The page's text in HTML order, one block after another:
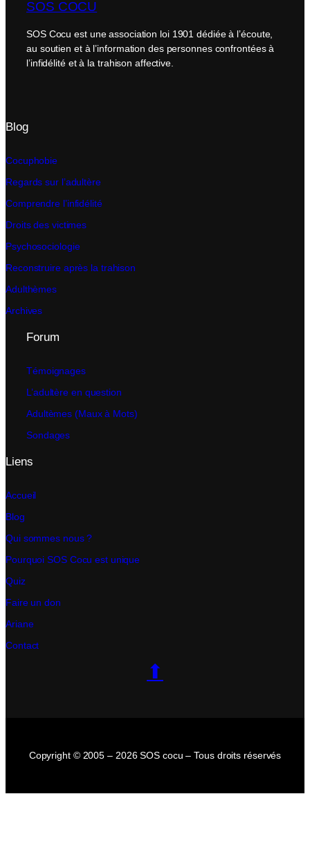
SOS COCU
SOS Cocu est une association loi 1901 dédiée à l’écoute,
au soutien et à l’information des personnes confrontées à
l’infidélité et à la trahison affective.
Blog
Cocuphobie
Regards sur l’adultère
Comprendre l’infidélité
Droits des victimes
Psychosociologie
Reconstruire après la trahison
Adulthèmes
Archives
Forum
Témoignages
L’adultère en question
Adultèmes (Maux à Mots)
Sondages
Liens
Accueil
Blog
Qui sommes nous ?
Pourquoi SOS Cocu est unique
Quiz
Faire un don
Ariane
Contact
⬆
Copyright © 2005 – 2026 SOS cocu – Tous droits réservés